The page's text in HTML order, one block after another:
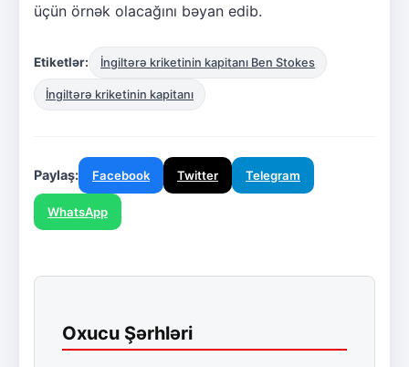
üçün örnək olacağını bəyan edib.
Etiketlər: İngiltərə kriketinin kapitanı Ben Stokes
İngiltərə kriketinin kapitanı
Paylaş: Facebook Twitter Telegram
WhatsApp
Oxucu Şərhləri